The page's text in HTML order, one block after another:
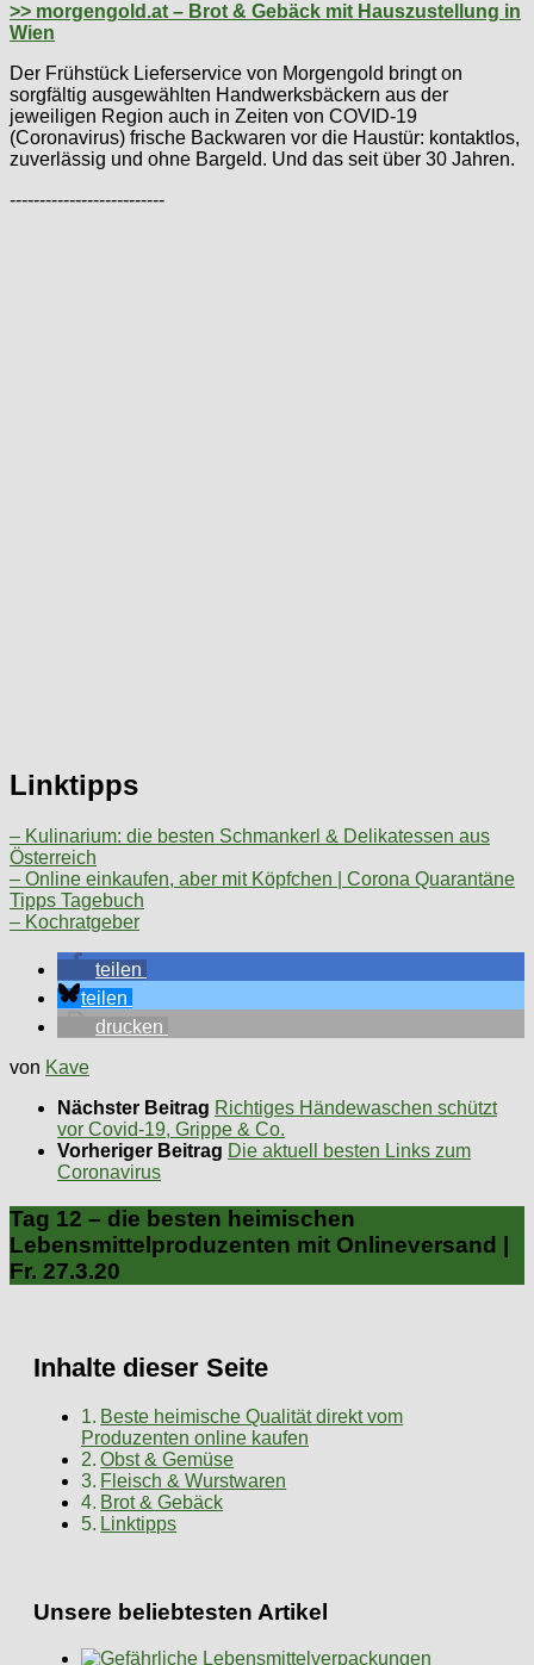
>> morgengold.at – Brot & Gebäck mit Hauszustellung in
Wien
Der Frühstück Lieferservice von Morgengold bringt on
sorgfältig ausgewählten Handwerksbäckern aus der
jeweiligen Region auch in Zeiten von COVID-19
(Coronavirus) frische Backwaren vor die Haustür: kontaktlos,
zuverlässig und ohne Bargeld. Und das seit über 30 Jahren.
--------------------------
Linktipps
– Kulinarium: die besten Schmankerl & Delikatessen aus
Österreich
– Online einkaufen, aber mit Köpfchen | Corona Quarantäne
Tipps Tagebuch
– Kochratgeber
teilen
teilen
drucken
von Kave
Nächster Beitrag Richtiges Händewaschen schützt
vor Covid-19, Grippe & Co.
Vorheriger Beitrag Die aktuell besten Links zum
Coronavirus
Tag 12 – die besten heimischen
Lebensmittelproduzenten mit Onlineversand |
Fr. 27.3.20
Inhalte dieser Seite
Beste heimische Qualität direkt vom
Produzenten online kaufen
Obst & Gemüse
Fleisch & Wurstwaren
Brot & Gebäck
Linktipps
Unsere beliebtesten Artikel